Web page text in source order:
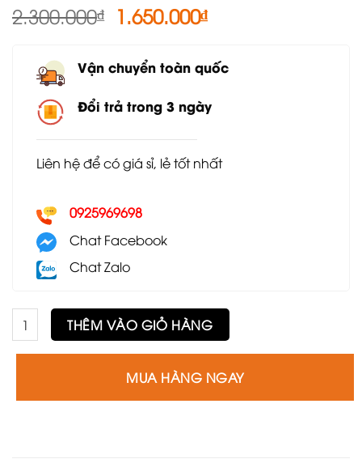
2.300.000₫ Giá
gốc
2.300.000₫.
1.650.000₫Giá
là:
Vận chuyển toàn quốc
Đổi trả trong 3 ngày
Liên hệ để có giá sỉ, lẻ tốt nhất
0925969698
Chat Facebook
Chat Zalo
Ghế Fil Noir số lượng
THÊM VÀO GIỎ HÀNG
MUA HÀNG NGAY